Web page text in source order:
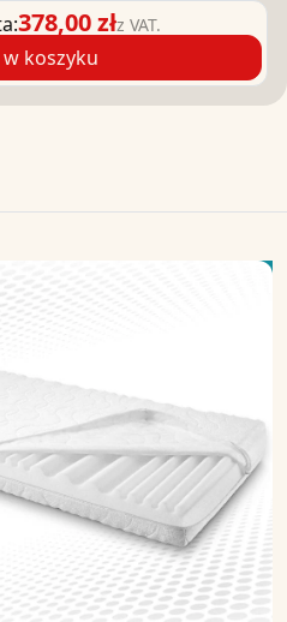
378,00 złz VAT.
w koszyku